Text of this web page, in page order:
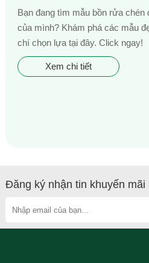
Bạn đang tìm mẫu bồn rửa chén
của mình? Khám phá các mẫu
chí chọn lựa tại đây. Click ngay!
Xem chi tiết
Đăng ký nhận tin khuyến mãi